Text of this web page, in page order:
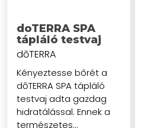
doTERRA SPA
tápláló testvaj
dōTERRA
Kényeztesse bőrét a
dōTERRA SPA tápláló
testvaj adta gazdag
hidratálással. Ennek a
természetes...